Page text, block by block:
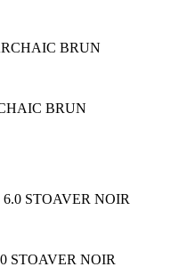
BRUN
STOAVER NOIR